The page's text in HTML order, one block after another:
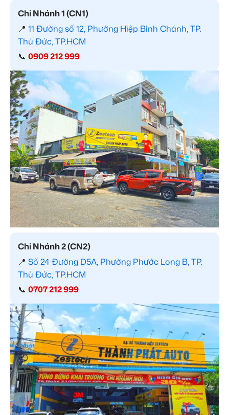
Chi Nhánh 1 (CN1)
📍 11 Đường số 12, Phường Hiệp Bình Chánh, TP.
Thủ Đức, TP.HCM
📞 0909 212 999
Chi Nhánh 2 (CN2)
📍 Số 24 Đường D5A, Phường Phước Long B, TP.
Thủ Đức, TP.HCM
📞 0707 212 999